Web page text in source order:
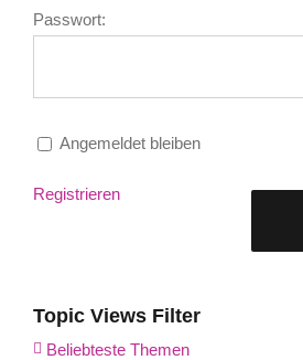
Passwort:
Angemeldet bleiben
Registrieren
Topic Views Filter
Beliebteste Themen